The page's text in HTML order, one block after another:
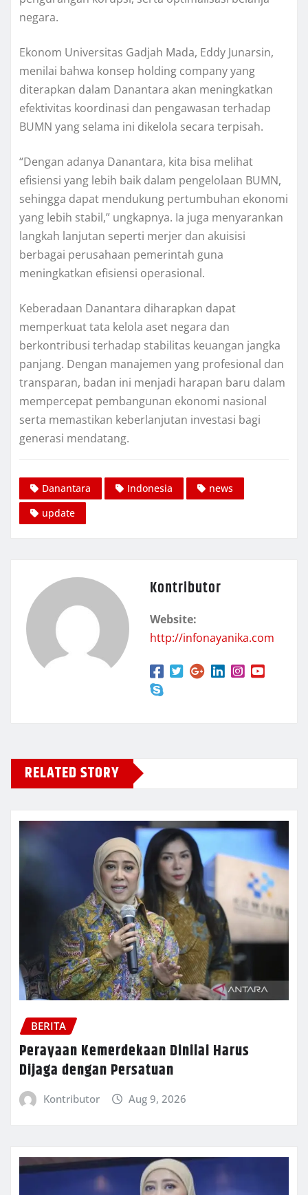
negara.
Ekonom Universitas Gadjah Mada, Eddy Junarsin,
menilai bahwa konsep holding company yang
diterapkan dalam Danantara akan meningkatkan
efektivitas koordinasi dan pengawasan terhadap
BUMN yang selama ini dikelola secara terpisah.
“Dengan adanya Danantara, kita bisa melihat
efisiensi yang lebih baik dalam pengelolaan BUMN,
sehingga dapat mendukung pertumbuhan ekonomi
yang lebih stabil,” ungkapnya. Ia juga menyarankan
langkah lanjutan seperti merjer dan akuisisi
berbagai perusahaan pemerintah guna
meningkatkan efisiensi operasional.
Keberadaan Danantara diharapkan dapat
memperkuat tata kelola aset negara dan
berkontribusi terhadap stabilitas keuangan jangka
panjang. Dengan manajemen yang profesional dan
transparan, badan ini menjadi harapan baru dalam
mempercepat pembangunan ekonomi nasional
serta memastikan keberlanjutan investasi bagi
generasi mendatang.
Danantara Indonesia
news
update
Kontributor
Website:
http://infonayanika.com
RELATED STORY
BERITA
Perayaan Kemerdekaan Dinilai Harus
Dijaga dengan Persatuan
Kontributor Aug 9, 2026